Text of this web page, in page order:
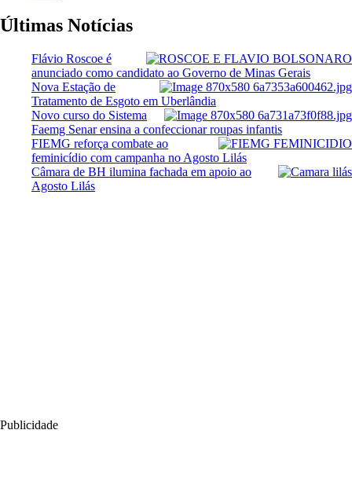
Últimas Notícias
Flávio Roscoe é
anunciado como candidato ao Governo de Minas Gerais
Nova Estação de
Tratamento de Esgoto em Uberlândia
Novo curso do Sistema
Faemg Senar ensina a confeccionar roupas infantis
FIEMG reforça combate ao
feminicídio com campanha no Agosto Lilás
Câmara de BH ilumina fachada em apoio ao
Agosto Lilás
Publicidade